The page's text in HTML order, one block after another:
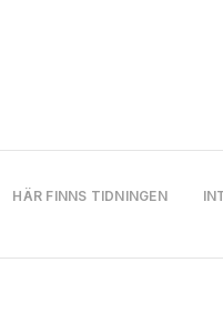
HÄR FINNS TIDNINGEN